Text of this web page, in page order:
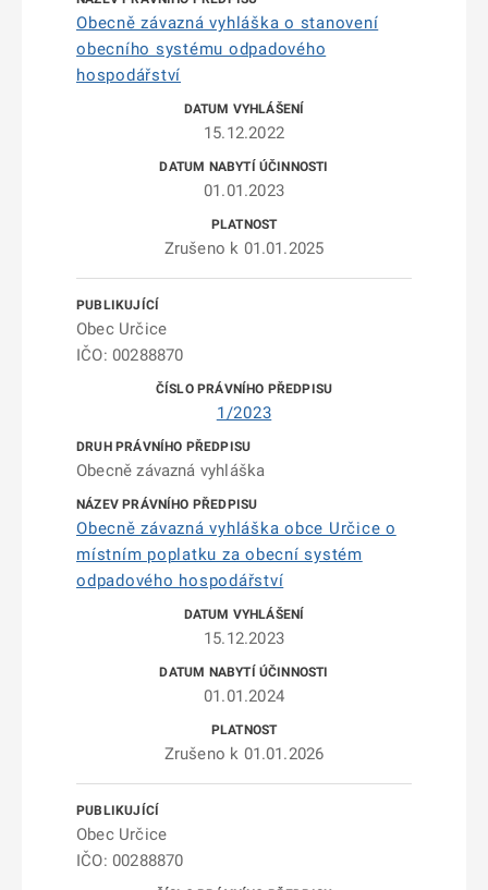
Obecně závazná vyhláška o stanovení
obecního systému odpadového
hospodářství
15.12.2022
01.01.2023
Zrušeno k 01.01.2025
Obec Určice
IČO: 00288870
1/2023
Obecně závazná vyhláška
Obecně závazná vyhláška obce Určice o
místním poplatku za obecní systém
odpadového hospodářství
15.12.2023
01.01.2024
Zrušeno k 01.01.2026
Obec Určice
IČO: 00288870